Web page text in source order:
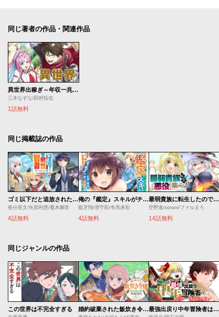
同じ著者の作品・関連作品
異世界出稼ぎ～年収一兆円を持ち帰る簡単なお仕事
三木なずな/田村拓也
1話無料
同じ掲載誌の作品
ゴミ以下だと追放された使用人、実は前世賢者です ～史上最強の賢者、世界最高峰の学園に通う～
夜分長文/矢部利恩/蔓木鋼音
4話無料
俺の『鑑定』スキルがチートすぎて
龍牙翔/澄守彩/冬馬来彩
4話無料
最弱貴族に転生したので悪役たちを集めてみた
空野進/sorani/ファルまろ
14話無料
同じジャンルの作品
この世界は不完全すぎる 婚約破棄された飯炊き令嬢の私は冷酷公爵と専属契約しました～ですが胃袋を掴んだ結果、冷たかった公爵様がどんどん優しくなっています～ 最強出戻り中年冒険者は、今さら命なんてかけたくない